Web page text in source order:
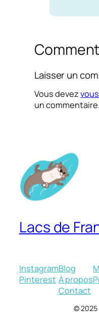
Laisser un
Vous devez
un commentaire.
Lacs de
Instagram
Pinterest
Blog
À propos
Contact
© 2025